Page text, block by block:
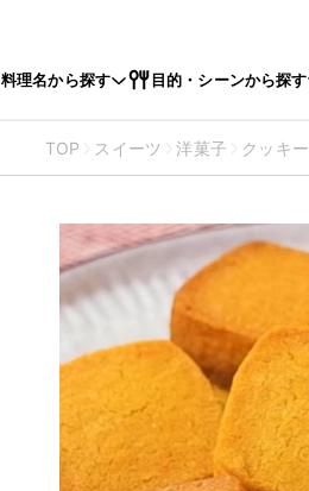
料理名から探す 目的・シーンから探す
TOP スイーツ 洋菓子 クッキー